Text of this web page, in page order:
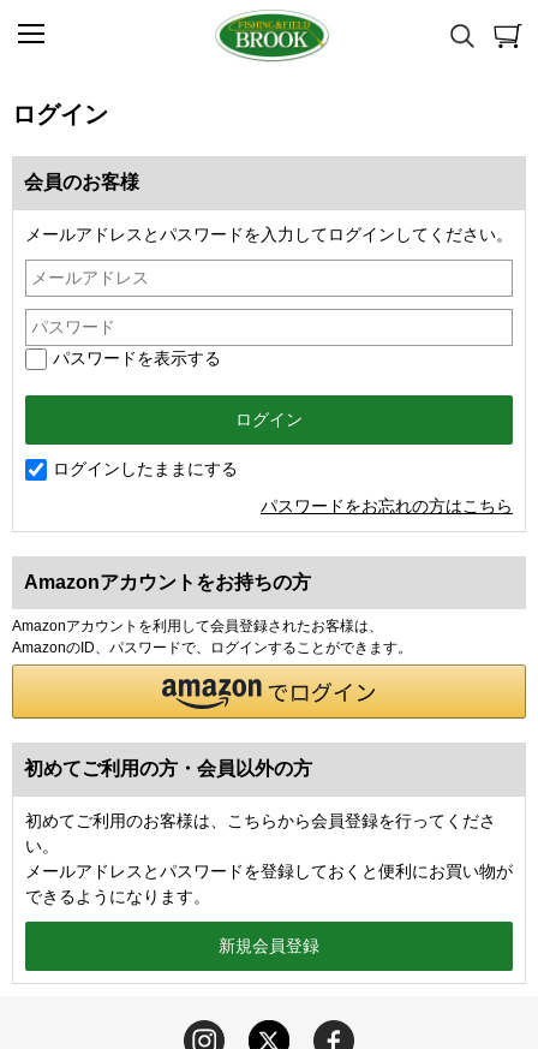
ログイン
会員のお客様
メールアドレスとパスワードを入力してログインしてください。
パスワードを表示する
ログインしたままにする
パスワードをお忘れの方はこちら
Amazonアカウントをお持ちの方
Amazonアカウントを利用して会員登録されたお客様は、
AmazonのID、パスワードで、ログインすることができます。
初めてご利用の方・会員以外の方
初めてご利用のお客様は、こちらから会員登録を行ってくださ
い。
メールアドレスとパスワードを登録しておくと便利にお買い物が
できるようになります。